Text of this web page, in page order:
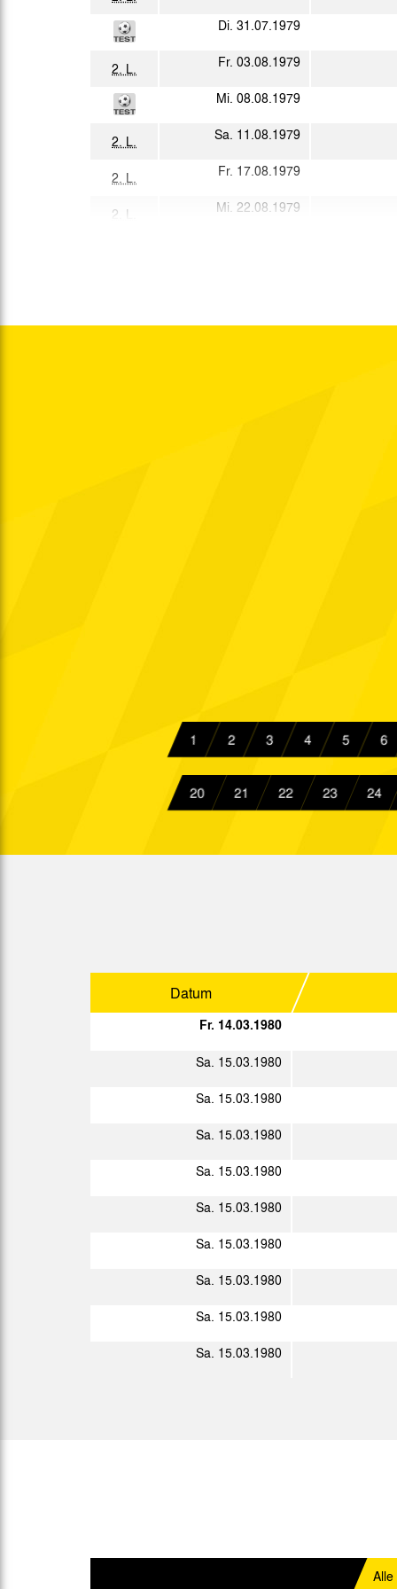
Di. 31.07.1979
2. L. Fr. 03.08.1979
Mi. 08.08.1979
2. L. Sa. 11.08.1979
2. L. Fr. 17.08.1979
2. L. Mi. 22.08.1979
So. 25.11.1979
So. 02.12.1979
Sp. Datum
2. L.
1 2 3 4 5 6
20 21 22 23 24
Datum
Fr. 14.03.1980
Sa. 15.03.1980
Sa. 15.03.1980
Sa. 15.03.1980
Sa. 15.03.1980
Sa. 15.03.1980
Sa. 15.03.1980
Sa. 15.03.1980
Sa. 15.03.1980
Sa. 15.03.1980
Alle